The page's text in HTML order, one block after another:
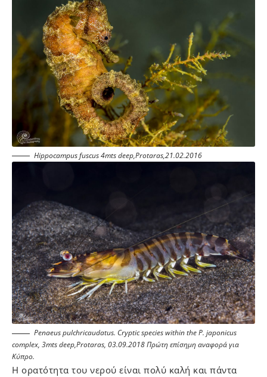
Hippocampus fuscus 4mts deep,Protaras,21.02.2016
Penaeus pulchricaudatus. Cryptic species within the P. japonicus
complex, 3mts deep,Protaras, 03.09.2018 Πρώτη επίσημη αναφορά για
Κύπρο.
Η ορατότητα του νερού είναι πολύ καλή και πάντα